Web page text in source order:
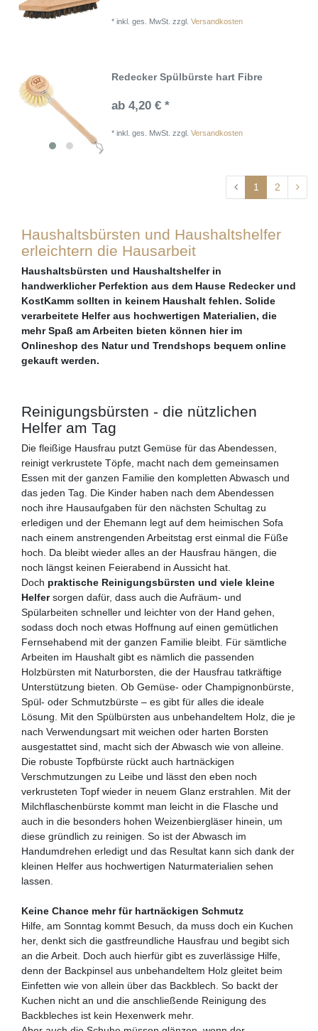
*inkl. ges. MwSt. zzgl.Versandkosten
Redecker Spülbürste hart Fibre
ab 4,20 € *
*inkl. ges. MwSt. zzgl.Versandkosten
1 2
Haushaltsbürsten und Haushaltshelfer
erleichtern die Hausarbeit
Haushaltsbürsten und Haushaltshelfer in
handwerklicher Perfektion aus dem Hause Redecker und
KostKamm sollten in keinem Haushalt fehlen. Solide
verarbeitete Helfer aus hochwertigen Materialien, die
mehr Spaß am Arbeiten bieten können hier im
Onlineshop des Natur und Trendshops bequem online
gekauft werden.
Reinigungsbürsten - die nützlichen
Helfer am Tag
Die fleißige Hausfrau putzt Gemüse für das Abendessen,
reinigt verkrustete Töpfe, macht nach dem gemeinsamen
Essen mit der ganzen Familie den kompletten Abwasch und
das jeden Tag. Die Kinder haben nach dem Abendessen
noch ihre Hausaufgaben für den nächsten Schultag zu
erledigen und der Ehemann legt auf dem heimischen Sofa
nach einem anstrengenden Arbeitstag erst einmal die Füße
hoch. Da bleibt wieder alles an der Hausfrau hängen, die
noch längst keinen Feierabend in Aussicht hat.
Doch praktische Reinigungsbürsten und viele kleine
Helfersorgen dafür, dass auch die Aufräum- und
Spülarbeiten schneller und leichter von der Hand gehen,
sodass doch noch etwas Hoffnung auf einen gemütlichen
Fernsehabend mit der ganzen Familie bleibt. Für sämtliche
Arbeiten im Haushalt gibt es nämlich die passenden
Holzbürsten mit Naturborsten, die der Hausfrau tatkräftige
Unterstützung bieten. Ob Gemüse- oder Champignonbürste,
Spül- oder Schmutzbürste – es gibt für alles die ideale
Lösung. Mit den Spülbürsten aus unbehandeltem Holz, die je
nach Verwendungsart mit weichen oder harten Borsten
ausgestattet sind, macht sich der Abwasch wie von alleine.
Die robuste Topfbürste rückt auch hartnäckigen
Verschmutzungen zu Leibe und lässt den eben noch
verkrusteten Topf wieder in neuem Glanz erstrahlen. Mit der
Milchflaschenbürste kommt man leicht in die Flasche und
auch in die besonders hohen Weizenbiergläser hinein, um
diese gründlich zu reinigen. So ist der Abwasch im
Handumdrehen erledigt und das Resultat kann sich dank der
kleinen Helfer aus hochwertigen Naturmaterialien sehen
lassen.
Keine Chance mehr für hartnäckigen Schmutz
Hilfe, am Sonntag kommt Besuch, da muss doch ein Kuchen
her, denkt sich die gastfreundliche Hausfrau und begibt sich
an die Arbeit. Doch auch hierfür gibt es zuverlässige Hilfe,
denn der Backpinsel aus unbehandeltem Holz gleitet beim
Einfetten wie von allein über das Backblech. So backt der
Kuchen nicht an und die anschließende Reinigung des
Backbleches ist kein Hexenwerk mehr.